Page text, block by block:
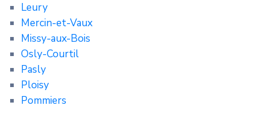
Leury
Mercin-et-Vaux
Missy-aux-Bois
Osly-Courtil
Pasly
Ploisy
Pommiers